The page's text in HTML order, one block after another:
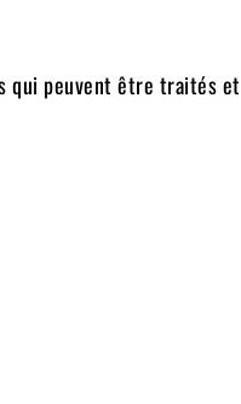
qui peuvent être traités et